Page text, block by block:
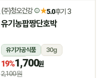
(주)청오건강 ★5.0후기 3
유기농팝짱단호박
유기가공식품
30g
상온
19%1,700원
2,100원